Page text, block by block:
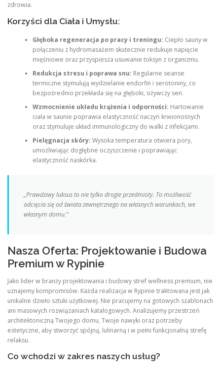
zdrowia.
Korzyści dla Ciała i Umysłu:
Głęboka regeneracja po pracy i treningu: Ciepło sauny w
połączeniu z hydromasażem skutecznie redukuje napięcie
mięśniowe oraz przyspiesza usuwanie toksyn z organizmu.
Redukcja stresu i poprawa snu: Regularne seanse
termiczne stymulują wydzielanie endorfin i serotoniny, co
bezpośrednio przekłada się na głęboki, ożywczy sen.
Wzmocnienie układu krążenia i odporności: Hartowanie
ciała w saunie poprawia elastyczność naczyń krwionośnych
oraz stymuluje układ immunologiczny do walki z infekcjami.
Pielęgnacja skóry: Wysoka temperatura otwiera pory,
umożliwiając dogłębne oczyszczenie i poprawiając
elastyczność naskórka.
„Prawdziwy luksus to nie tylko drogie przedmioty. To możliwość
odcięcia się od świata zewnętrznego na własnych warunkach, we
własnym domu.”
Nasza Oferta: Projektowanie i Budowa
Premium w Rypinie
Jako lider w branży projektowania i budowy stref wellness premium, nie
uznajemy kompromisów. Każda realizacja w Rypinie traktowana jest jak
unikalne dzieło sztuki użytkowej. Nie pracujemy na gotowych szablonach
ani masowych rozwiązaniach katalogowych. Analizujemy przestrzeń
architektoniczną Twojego domu, Twoje nawyki oraz potrzeby
estetyczne, aby stworzyć spójną, lulinarną i w pełni funkcjonalną strefę
relaksu.
Co wchodzi w zakres naszych usług?